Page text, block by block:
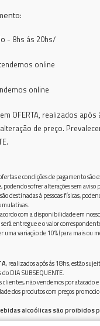
- 8hs ás 20hs/
online
online
OFERTA, realizados
de preço.
e condições de pagamento
podendo sofrer alterações sem aviso
destinadas à pessoas físicas,
com a disponibilidade em
entregue e o valor
uma variação de 10% (para mais ou
, realizados após ás 18hs, estão
DIA SUBSEQUENTE.
não vendemos por atacado
dos produtos com preços
alcoólicas são proibidos